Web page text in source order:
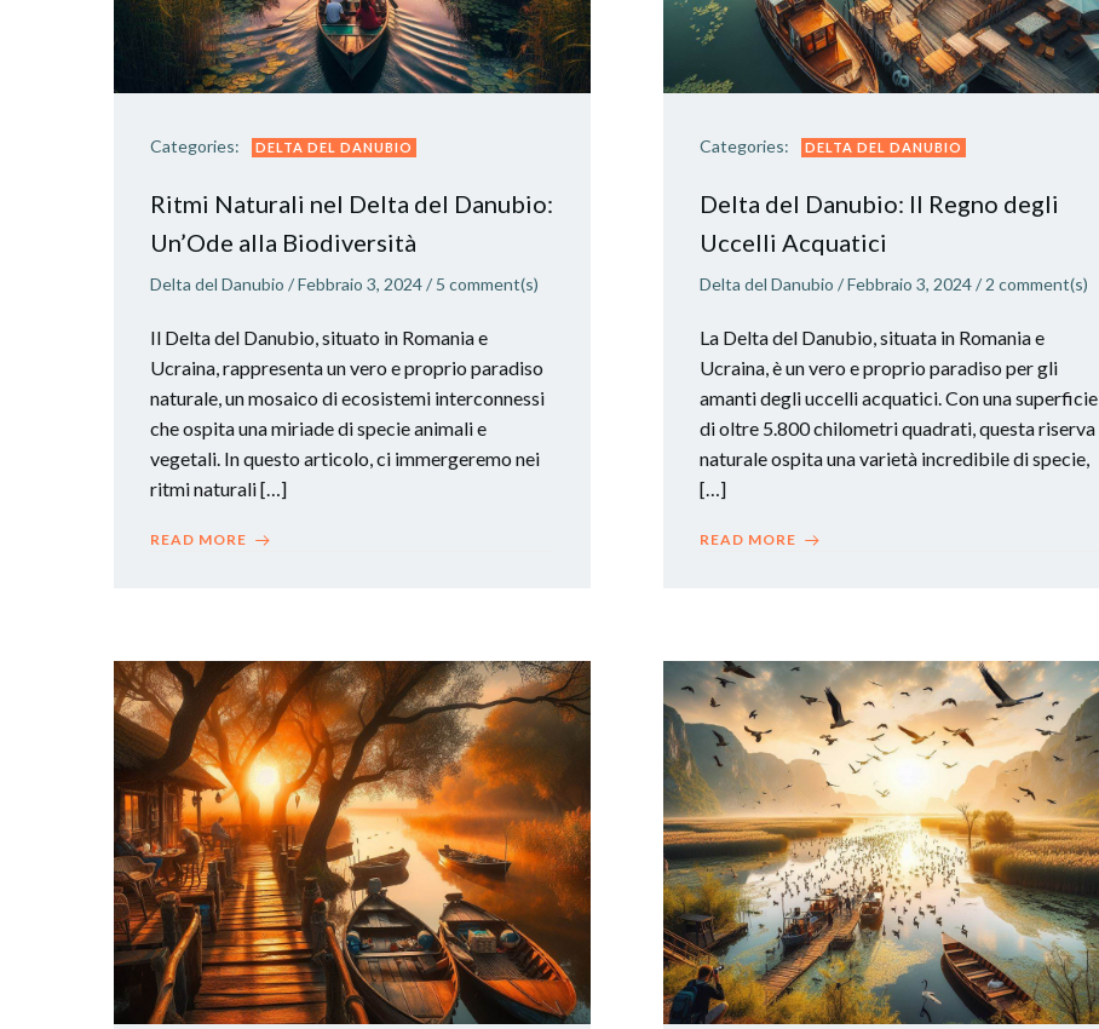
Categories: DELTA DEL DANUBIO
Ritmi Naturali nel Delta del Danubio:
Un’Ode alla Biodiversità
Delta del Danubio /Febbraio 3, 2024/ 5 comment(s)
Il Delta del Danubio, situato in Romania e
Ucraina, rappresenta un vero e proprio paradiso
naturale, un mosaico di ecosistemi interconnessi
che ospita una miriade di specie animali e
vegetali. In questo articolo, ci immergeremo nei
ritmi naturali […]
READ MORE
Categories: DELTA DEL DANUBIO
Delta del Danubio: Il Regno degli
Uccelli Acquatici
Delta del Danubio /Febbraio 3, 2024/ 2 comment(s)
La Delta del Danubio, situata in Romania e
Ucraina, è un vero e proprio paradiso per gli
amanti degli uccelli acquatici. Con una superficie
di oltre 5.800 chilometri quadrati, questa riserva
naturale ospita una varietà incredibile di specie,
[…]
READ MORE